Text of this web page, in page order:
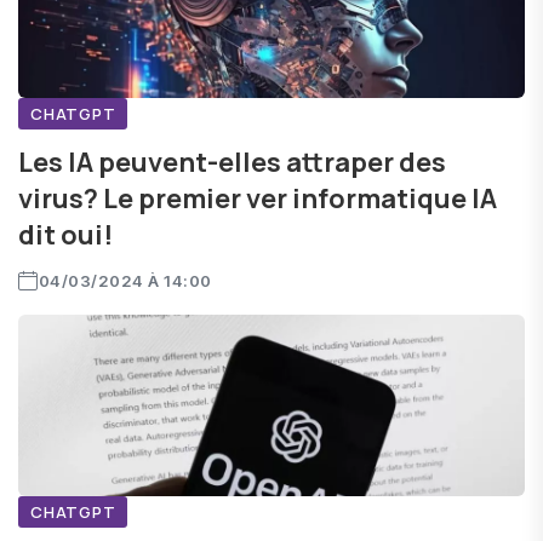
CHATGPT
Les IA peuvent-elles attraper des
virus? Le premier ver informatique IA
dit oui!
04/03/2024 À 14:00
CHATGPT